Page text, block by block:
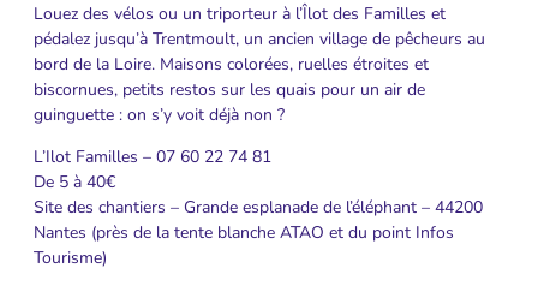
Louez des vélos ou un triporteur à l’Îlot des Familles et
pédalez jusqu’à Trentmoult, un ancien village de pêcheurs au
bord de la Loire. Maisons colorées, ruelles étroites et
biscornues, petits restos sur les quais pour un air de
guinguette : on s’y voit déjà non ?
L’Ilot Familles – 07 60 22 74 81
De 5 à 40€
Site des chantiers – Grande esplanade de l’éléphant – 44200
Nantes (près de la tente blanche ATAO et du point Infos
Tourisme)